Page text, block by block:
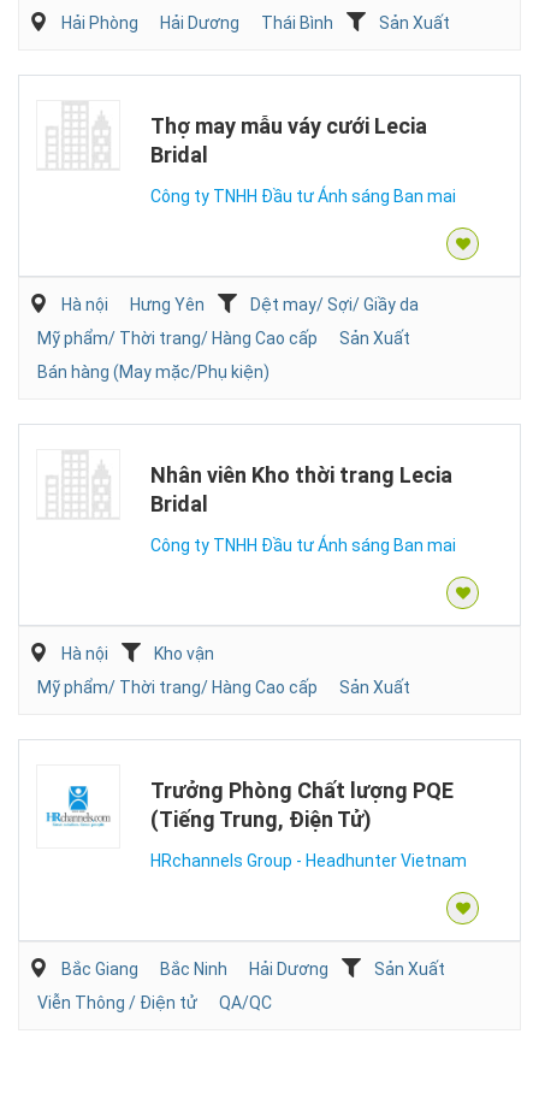
Hải Phòng Hải Dương Thái Bình Sản Xuất
Thợ may mẫu váy cưới Lecia
Bridal
Công ty TNHH Đầu tư Ánh sáng Ban mai
Hà nội Hưng Yên
Dệt may/ Sợi/ Giầy da
Mỹ phẩm/ Thời trang/ Hàng Cao cấp
Sản Xuất
Bán hàng (May mặc/Phụ kiện)
Nhân viên Kho thời trang Lecia
Bridal
Công ty TNHH Đầu tư Ánh sáng Ban mai
Hà nội
Kho vận
Mỹ phẩm/ Thời trang/ Hàng Cao cấp
Sản Xuất
Trưởng Phòng Chất lượng PQE
(Tiếng Trung, Điện Tử)
HRchannels Group - Headhunter Vietnam
Bắc Giang Bắc Ninh Hải Dương
Sản Xuất
Viễn Thông / Điện tử
QA/QC